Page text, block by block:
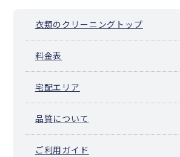
衣類のクリーニングトップ
料金表
宅配エリア
品質について
ご利用ガイド